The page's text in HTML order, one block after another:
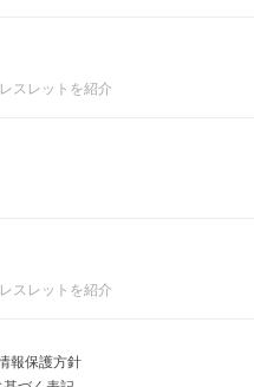
スレットを紹介
スレットを紹介
報保護方針